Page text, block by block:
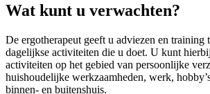
Wat kunt u verwachten?
De ergotherapeut geeft u adviezen en training
dagelijkse activiteiten die u doet. U kunt
activiteiten op het gebied van persoonlijke
huishoudelijke werkzaamheden, werk,
binnen- en buitenshuis.